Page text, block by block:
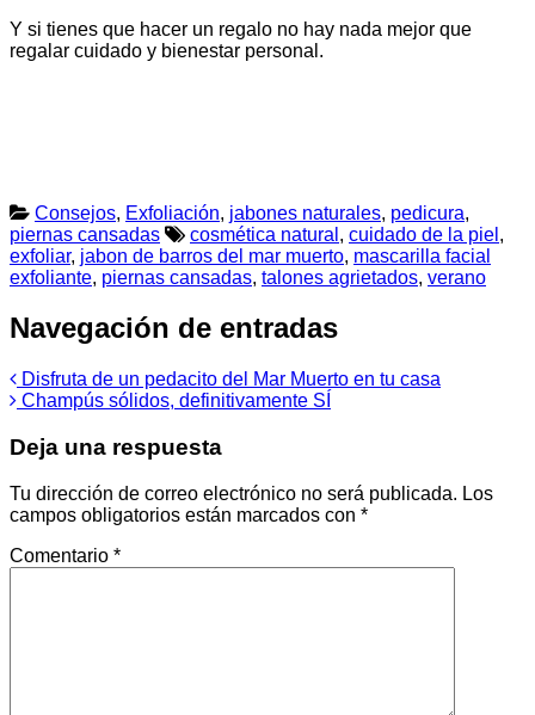
Y si tienes que hacer un regalo no hay nada mejor que
regalar cuidado y bienestar personal.
Consejos, Exfoliación, jabones naturales, pedicura,
piernas cansadas
cosmética natural , cuidado de la piel ,
exfoliar, jabon de barros del mar muerto, mascarilla facial
exfoliante, piernas cansadas, talones agrietados, verano
Navegación de entradas
Disfruta de un pedacito del Mar Muerto en tu casa
Champús sólidos, definitivamente SÍ
Deja una respuesta
Tu dirección de correo electrónico no será publicada. Los
campos obligatorios están marcados con *
Comentario *